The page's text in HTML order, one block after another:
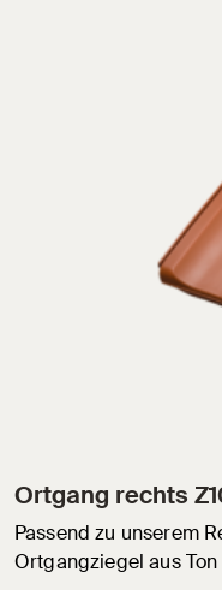
Ortgang rechts
Passend zu unserem
Ortgangziegel aus